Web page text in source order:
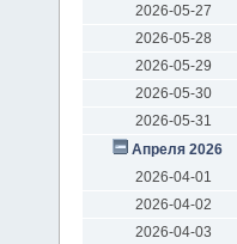
2026-05-27
2026-05-28
2026-05-29
2026-05-30
2026-05-31
Апреля 2026
2026-04-01
2026-04-02
2026-04-03